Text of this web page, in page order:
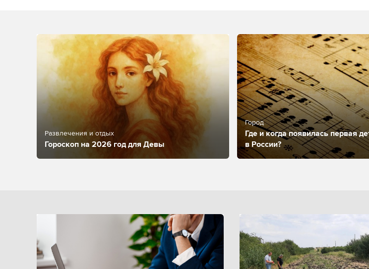
Развлечения и отдых
Гороскоп на 2026 год для Девы
Город
Где и когда появилась первая
в России?